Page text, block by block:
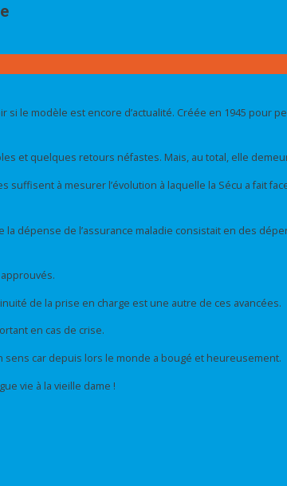
le modèle est encore d’actualité. Créée en 1945 pour
et quelques retours néfastes. Mais, au total, elle
à mesurer l’évolution à laquelle la Sécu a fait
dépense de l’assurance maladie consistait en des
approuvés.
de la prise en charge est une autre de ces avancées.
en cas de crise.
sens car depuis lors le monde a bougé et heureusement.
vie à la vieille dame !